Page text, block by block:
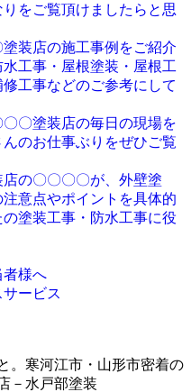
をご覧頂けましたらと思
装店の施工事例をご紹介
工事・屋根塗装・屋根工
工事などのご参考にして
〇塗装店の毎日の現場を
のお仕事ぶりをぜひご覧
の〇〇〇〇が、外壁塗
意点やポイントを具体的
塗装工事・防水工事に役
者様へ
ービス
。寒河江市・山形市密着の
－水戸部塗装